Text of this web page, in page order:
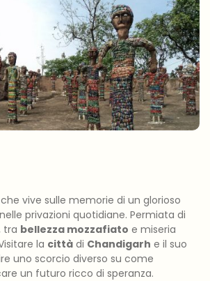
vive sulle memorie di un glorioso
privazioni quotidiane. Permiata di
tra bellezza mozzafiato e miseria
la città di Chandigarh e il suo
uno scorcio diverso su come
un futuro ricco di speranza.